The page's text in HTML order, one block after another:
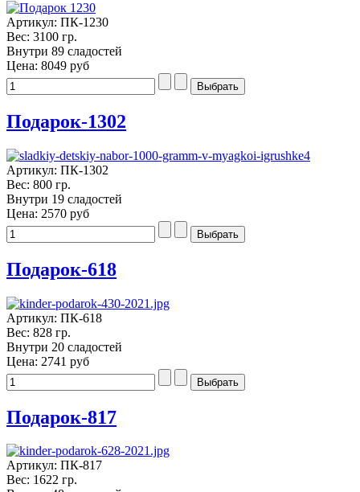
Артикул: ПК-1230
Вес: 3100 гр.
Внутри 89 сладостей
Цена: 8049 руб
Подарок-1302
Артикул: ПК-1302
Вес: 800 гр.
Внутри 19 сладостей
Цена: 2570 руб
Подарок-618
Артикул: ПК-618
Вес: 828 гр.
Внутри 20 сладостей
Цена: 2741 руб
Подарок-817
Артикул: ПК-817
Вес: 1622 гр.